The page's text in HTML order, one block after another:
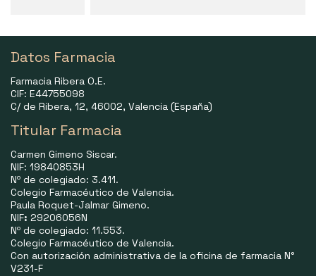
Datos Farmacia
Farmacia Ribera O.E.
CIF: E44755098
C/ de Ribera, 12, 46002, Valencia (España)
Titular Farmacia
Carmen Gimeno Siscar.
NIF: 19840853H
Nº de colegiado: 3.411.
Colegio Farmacéutico de Valencia.
Paula Roquet-Jalmar Gimeno.
NIF: 29206056N
Nº de colegiado: 11.553.
Colegio Farmacéutico de Valencia.
Con autorización administrativa de la oficina de farmacia N°
V231-F